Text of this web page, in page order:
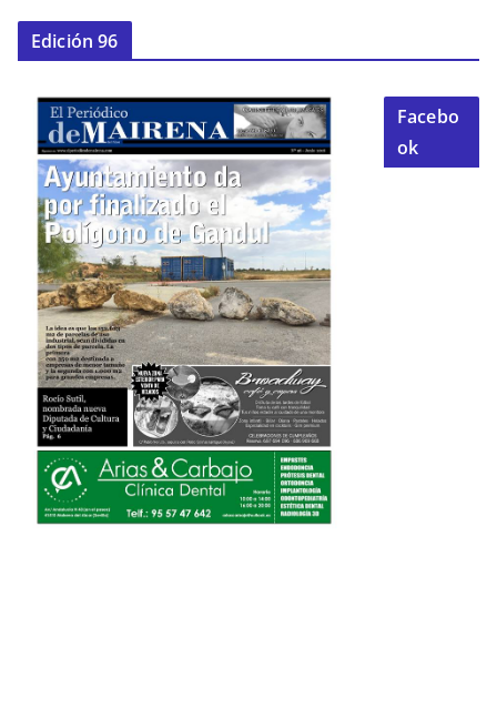
Edición 96
Facebo
ok